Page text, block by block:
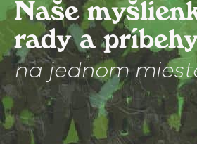
Naše
rady a
na jednom